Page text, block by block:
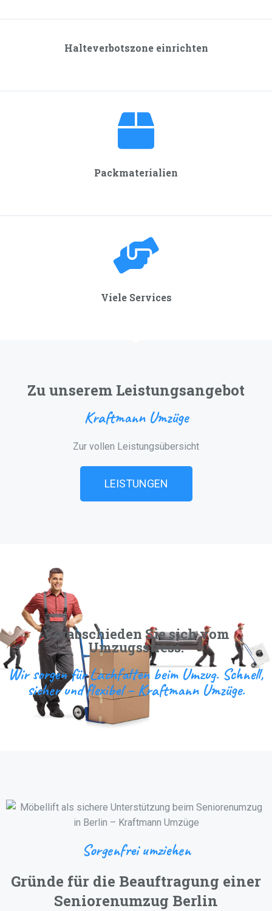
Halteverbotszone einrichten
Packmaterialien
Viele Services
Zu unserem Leistungsangebot
Kraftmann Umzüge
Zur vollen Leistungsübersicht
LEISTUNGEN
Verabschieden Sie sich vom
Umzugsstress.
Wir sorgen für Lachfalten beim Umzug. Schnell,
sicher und flexibel – Kraftmann Umzüge.
Sorgenfrei umziehen
Gründe für die Beauftragung einer
Seniorenumzug Berlin